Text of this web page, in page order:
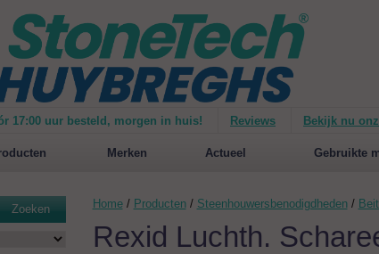
17:00 uur besteld, morgen in huis! Reviews Bekijk nu
voor een demonstratie van de Mirage 1500 Nieuw op de
Merken Actueel Gebruikte
Zoeken Home / Producten/ Steenhouwersbenodigdheden/
Rexid Luchth.